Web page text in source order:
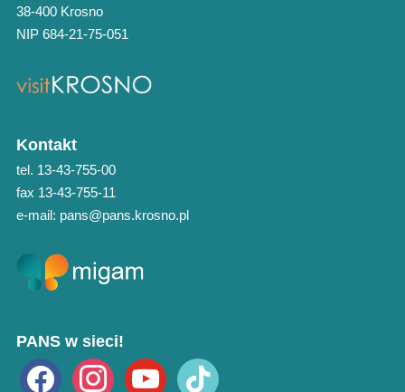
38-400 Krosno
NIP 684-21-75-051
Kontakt
tel. 13-43-755-00
fax 13-43-755-11
e-mail: pans@pans.krosno.pl
PANS w sieci!
facebook instagramyoutube tiktok